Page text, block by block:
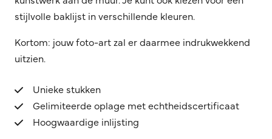
stijlvolle baklijst in verschillende kleuren.
Kortom: jouw foto-art zal er daarmee indrukwekkend
uitzien.
Unieke stukken
Gelimiteerde oplage met echtheidscertificaat
Hoogwaardige inlijsting